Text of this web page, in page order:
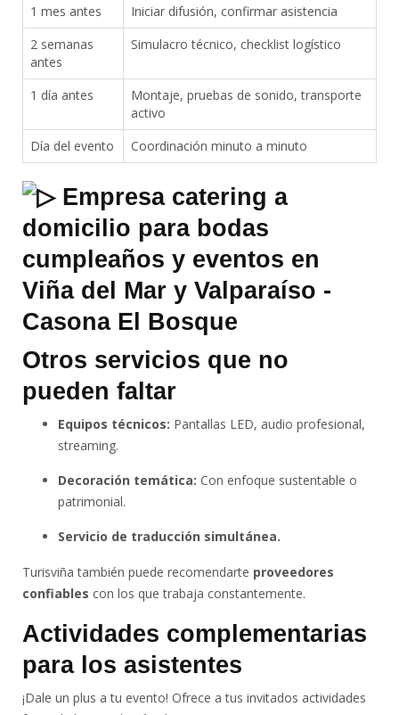
1 mes antes
Iniciar difusión, confirmar asistencia
2 semanas
antes
Simulacro técnico, checklist logístico
1 día antes
Montaje, pruebas de sonido, transporte
activo
Día del evento
Coordinación minuto a minuto
Otros servicios que no
pueden faltar
Equipos técnicos: Pantallas LED, audio profesional,
streaming.
Decoración temática: Con enfoque sustentable o
patrimonial.
Servicio de traducción simultánea.
Turisviña también puede recomendarte proveedores
confiables con los que trabaja constantemente.
Actividades complementarias
para los asistentes
¡Dale un plus a tu evento! Ofrece a tus invitados actividades